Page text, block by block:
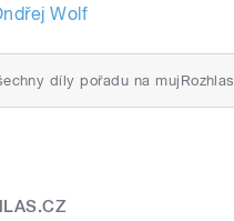
Wolf
díly pořadu na mujRozhlas